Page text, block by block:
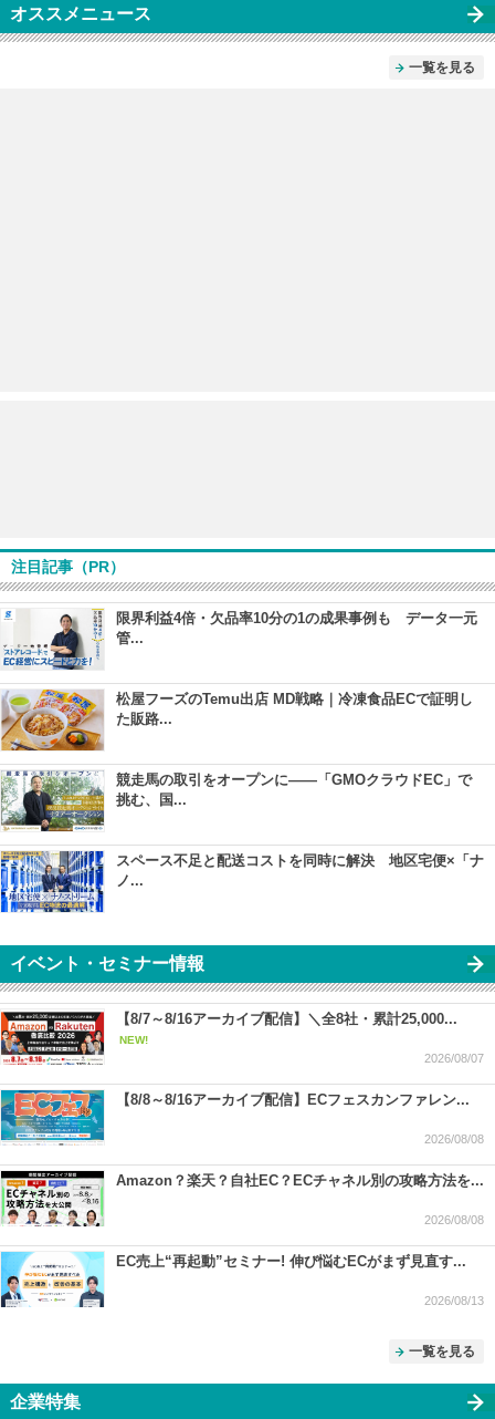
オススメニュース
一覧を見る
注目記事（PR）
限界利益4倍・欠品率10分の1の成果事例も データ一元
管...
松屋フーズのTemu出店 MD戦略｜冷凍食品ECで証明し
た販路...
競走馬の取引をオープンに――「GMOクラウドEC」で
挑む、国...
スペース不足と配送コストを同時に解決 地区宅便×「ナ
ノ...
イベント・セミナー情報
【8/7～8/16アーカイブ配信】＼全8社・累計25,000...
NEW!
2026/08/07
【8/8～8/16アーカイブ配信】ECフェスカンファレン...
2026/08/08
Amazon？楽天？自社EC？ECチャネル別の攻略方法を...
2026/08/08
EC売上“再起動”セミナー! 伸び悩むECがまず見直す...
2026/08/13
一覧を見る
企業特集